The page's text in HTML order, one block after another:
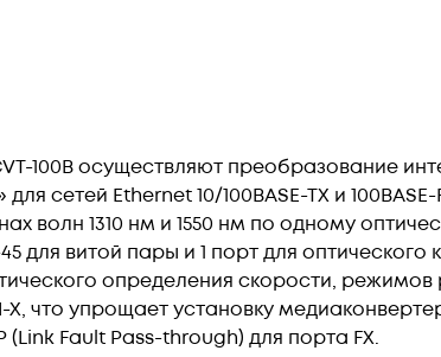
100B осуществляют преобразование
сетей Ethernet 10/100BASE-TX и
волн 1310 нм и 1550 нм по одному
для витой пары и 1 порт для оптического
определения скорости,
что упрощает установку
Fault Pass-through) для порта FX.